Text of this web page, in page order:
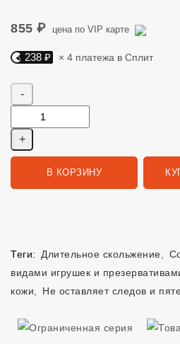
855 ₽ цена по VIP карте
Яндекс Сплит. 238 руб, 4 платежа в
238 ₽ × 4 платежа в Сплит
В КОРЗИНУ
Теги: Длительное скольжение
видами игрушек и
кожи
Не оставляет следов и